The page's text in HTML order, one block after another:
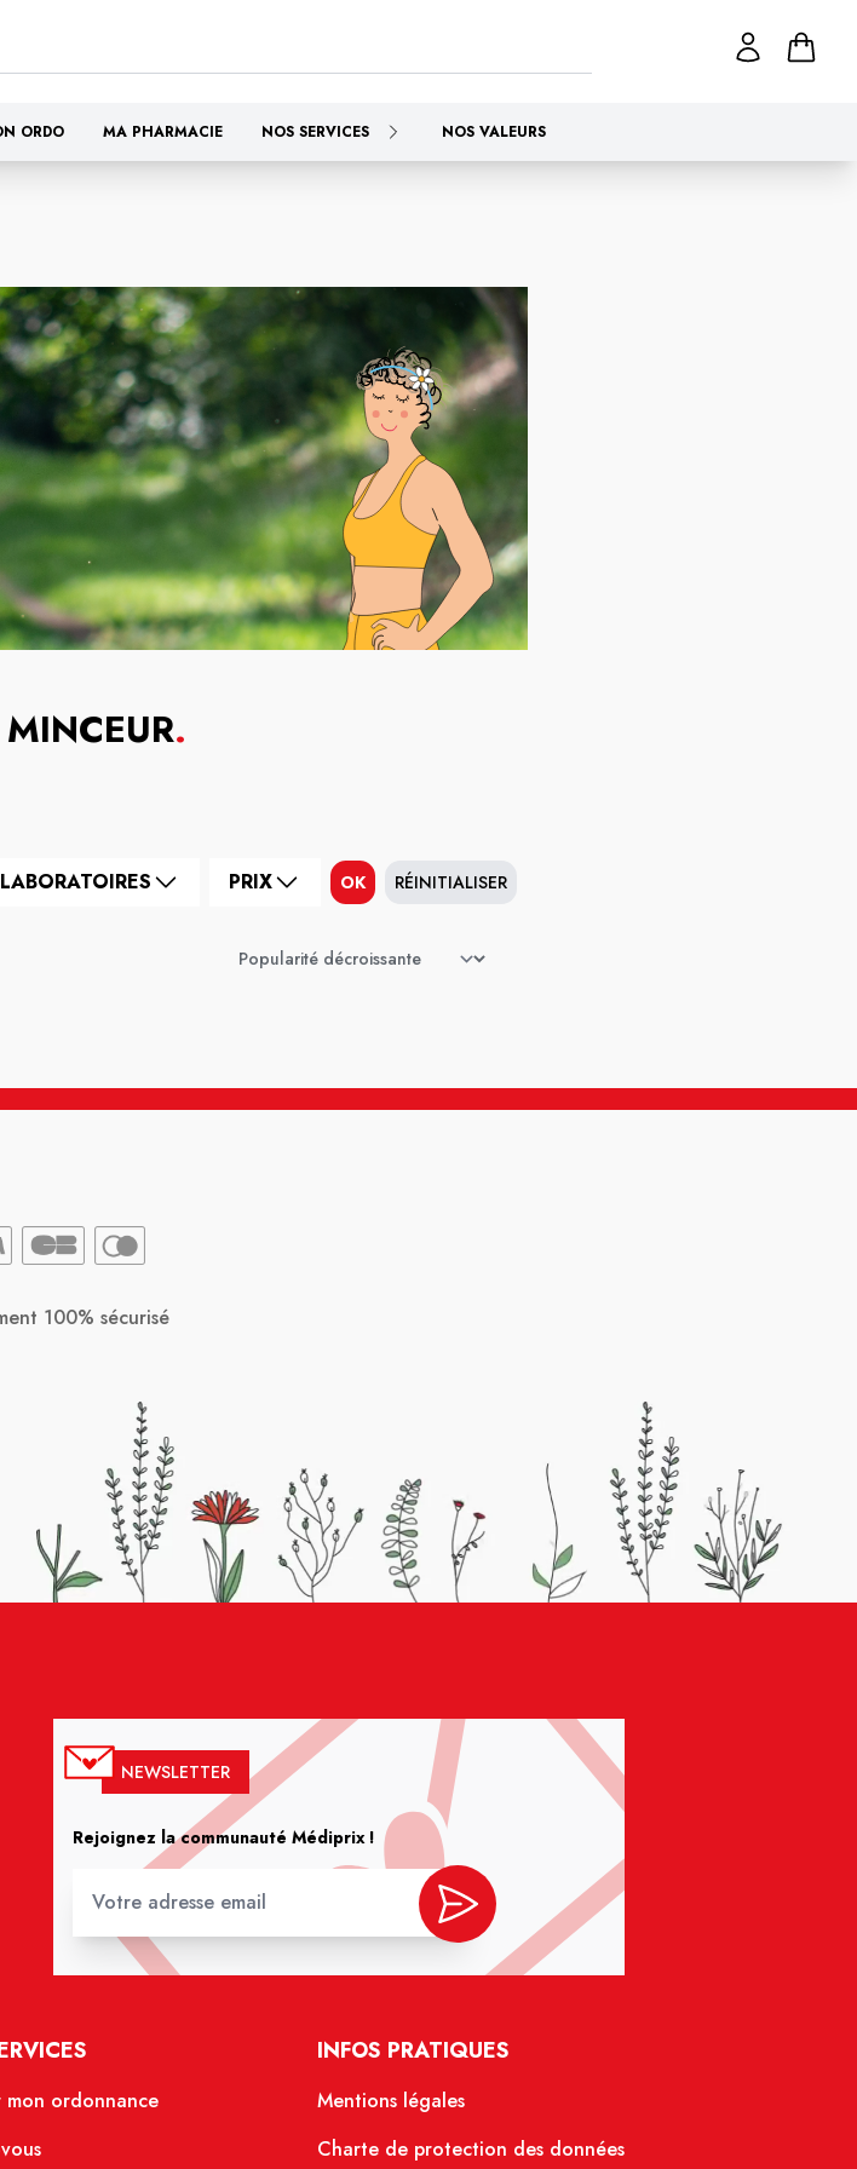
ORDO MA PHARMACIE NOS SERVICES NOS VALEURS
.
LABORATOIRES PRIX OK RÉINITIALISER
100% sécurisé
NEWSLETTER
Rejoignez la communauté Médiprix !
mon ordonnance
INFOS PRATIQUES
Mentions légales
Charte de protection des données